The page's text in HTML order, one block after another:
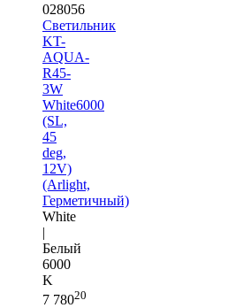
028056
Светильник
KT-
AQUA-
R45-
3W
White6000
(SL,
45
deg,
12V)
(Arlight,
Герметичный)
White
|
Белый
6000
K
7 78020